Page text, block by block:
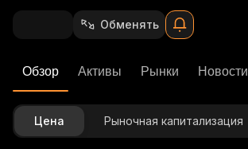
Обменять
Обзор Активы Рынки Новости
Цена Рыночная капитализация